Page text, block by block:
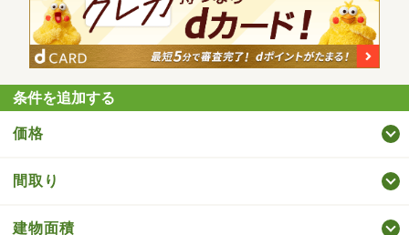
条件を追加する
価格
間取り
建物面積